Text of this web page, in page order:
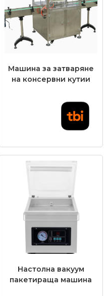
Машина за затваряне
на консервни кутии
Настолна вакуум
пакетираща машина